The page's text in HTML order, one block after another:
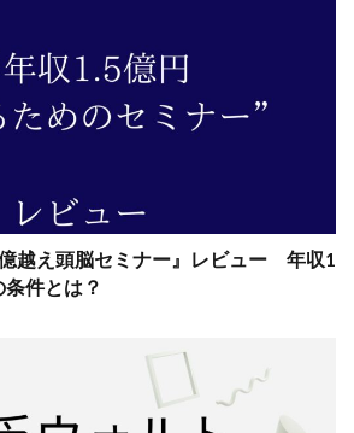
越え頭脳セミナー』レビュー 年収1
件とは？